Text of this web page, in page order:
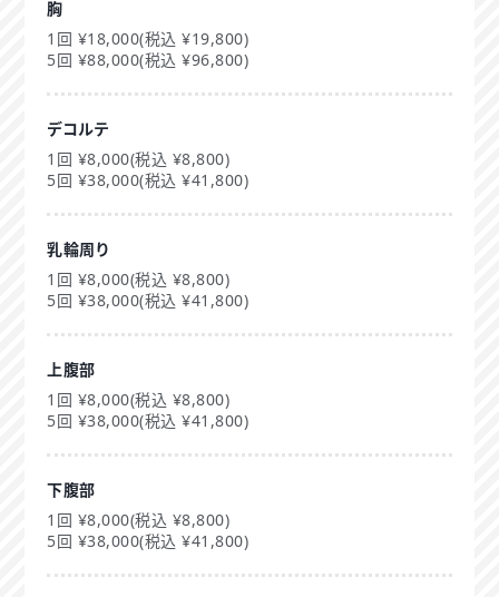
胸
1回 ¥18,000(税込 ¥19,800)
5回 ¥88,000(税込 ¥96,800)
デコルテ
1回 ¥8,000(税込 ¥8,800)
5回 ¥38,000(税込 ¥41,800)
乳輪周り
1回 ¥8,000(税込 ¥8,800)
5回 ¥38,000(税込 ¥41,800)
上腹部
1回 ¥8,000(税込 ¥8,800)
5回 ¥38,000(税込 ¥41,800)
下腹部
1回 ¥8,000(税込 ¥8,800)
5回 ¥38,000(税込 ¥41,800)